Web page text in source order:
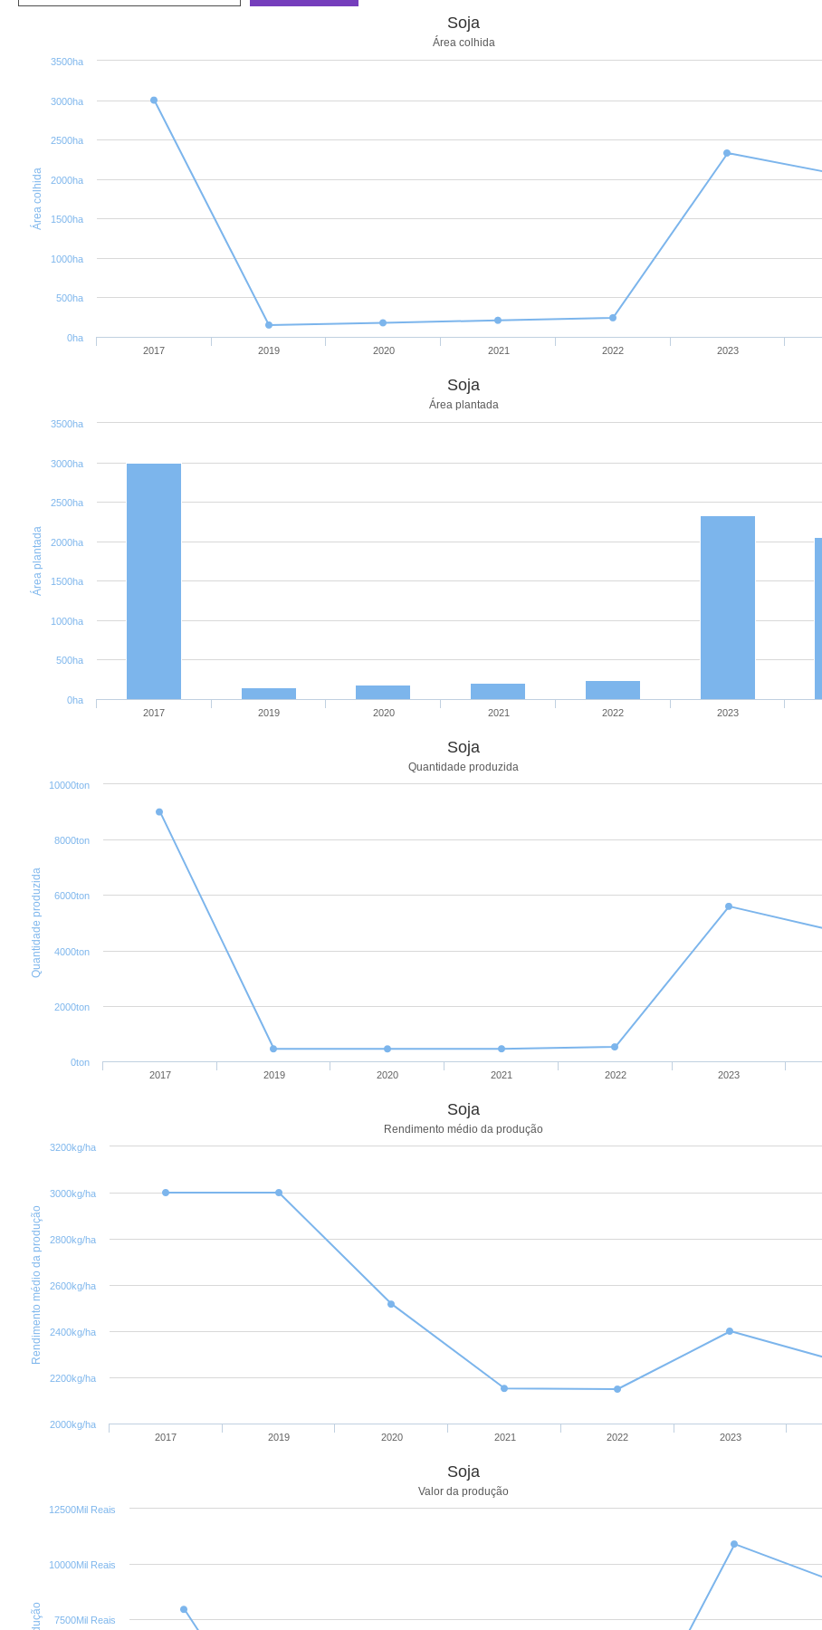
Área colhida
Soja
Área colhida
2017 2019 2020 2021 2022 2023
0ha
500ha
1000ha
1500ha
2000ha
2500ha
3000ha
3500ha
Área plantada
Soja
Área plantada
2017 2019 2020 2021 2022 2023
0ha
500ha
1000ha
1500ha
2000ha
2500ha
3000ha
3500ha
Quantidade produzida
Soja
Quantidade produzida
2017 2019 2020 2021 2022 2023
0ton
2000ton
4000ton
6000ton
8000ton
10000ton
Rendimento médio da produção
Soja
Rendimento médio da produção
2017 2019 2020 2021 2022 2023
2000kg/ha
2200kg/ha
2400kg/ha
2600kg/ha
2800kg/ha
3000kg/ha
3200kg/ha
Soja
Valor da produção
7500Mil Reais
10000Mil Reais
12500Mil Reais